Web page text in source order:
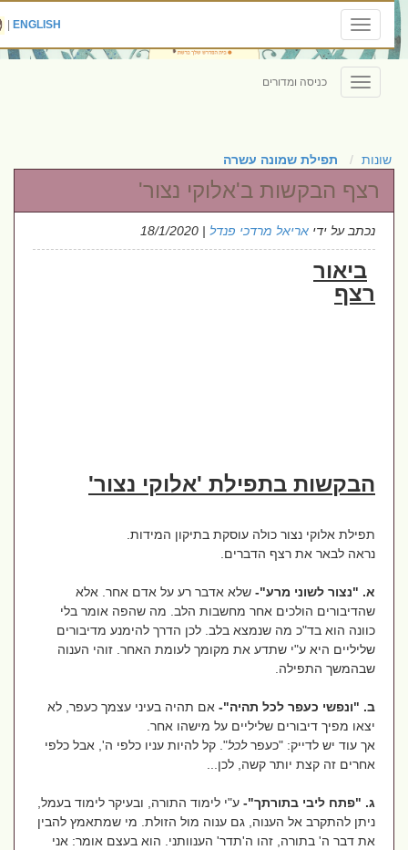
Toggle
navigation
ENGLISH
|
Toggle
navigation
כניסה ומדורים
שונות תפילת שמונה עשרה
רצף הבקשות ב'אלוקי נצור'
נכתב על ידיאריאל מרדכי פנדל| 18/1/2020
ביאור
רצף
הבקשות בתפילת 'אלוקי נצור'
תפילת אלוקי נצור כולה עוסקת בתיקון המידות.
נראה לבאר את רצף הדברים.
א. "נצור לשוני מרע"-שלא אדבר רע על אדם אחר. אלא
שהדיבורים הולכים אחר מחשבות הלב. מה שהפה אומר בלי
כוונה הוא בד"כ מה שנמצא בלב. לכן הדרך להימנע מדיבורים
שליליים היא ע"י שתדע את מקומך לעומת האחר. זוהי הענוה
שבהמשך התפילה.
ב. "ונפשי כעפר לכל תהיה"-אם תהיה בעיני עצמך כעפר, לא
יצאו מפיך דיבורים שליליים על מישהו אחר.
אך עוד יש לדייק: "כעפרלכל". קל להיות עניו כלפי ה', אבל כלפי
אחרים זה קצת יותר קשה, לכן...
ג. "פתח ליבי בתורתך"-ע"י לימוד התורה, ובעיקר לימוד בעמל,
ניתן להתקרב אל הענוה, גם ענוה מול הזולת. מי שמתאמץ להבין
את דבר ה' בתורה, זהו ה'תדר' הענוותני. הוא בעצם אומר: אני